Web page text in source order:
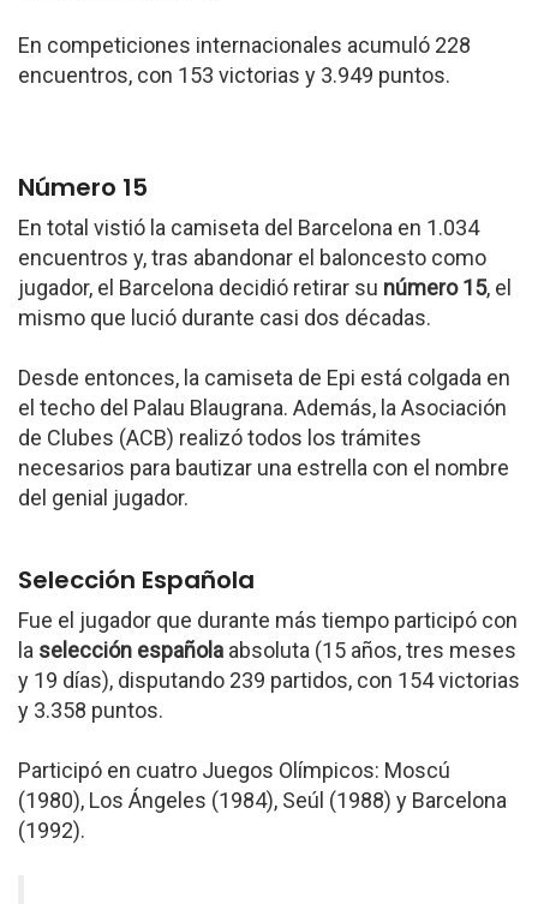
En competiciones internacionales acumuló 228
encuentros, con 153 victorias y 3.949 puntos.
Número 15
En total vistió la camiseta del Barcelona en 1.034
encuentros y, tras abandonar el baloncesto como
jugador, el Barcelona decidió retirar su número 15, el
mismo que lució durante casi dos décadas.
Desde entonces, la camiseta de Epi está colgada en
el techo del Palau Blaugrana. Además, la Asociación
de Clubes (ACB) realizó todos los trámites
necesarios para bautizar una estrella con el nombre
del genial jugador.
Selección Española
Fue el jugador que durante más tiempo participó con
la selección española absoluta (15 años, tres meses
y 19 días), disputando 239 partidos, con 154 victorias
y 3.358 puntos.
Participó en cuatro Juegos Olímpicos: Moscú
(1980), Los Ángeles (1984), Seúl (1988) y Barcelona
(1992).